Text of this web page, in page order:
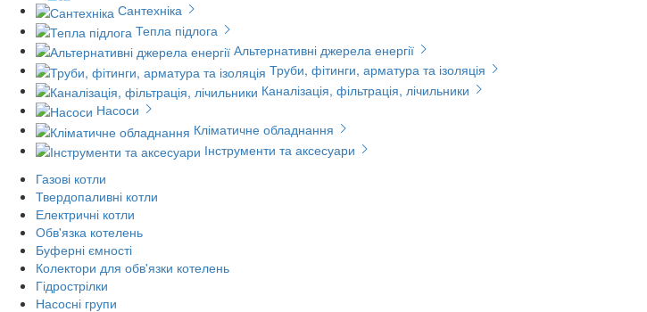
Сантехніка
Тепла підлога
Альтернативні джерела енергії
Труби, фітинги, арматура та ізоляція
Каналізація, фільтрація, лічильники
Насоси
Кліматичне обладнання
Інструменти та аксесуари
Газові котли
Твердопаливні котли
Електричні котли
Обв'язка котелень
Буферні ємності
Колектори для обв'язки котелень
Гідрострілки
Насосні групи